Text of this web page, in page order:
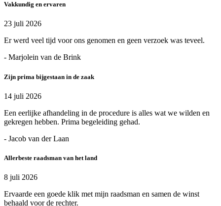
Vakkundig en ervaren
23 juli 2026
Er werd veel tijd voor ons genomen en geen verzoek was teveel.
- Marjolein van de Brink
Zijn prima bijgestaan in de zaak
14 juli 2026
Een eerlijke afhandeling in de procedure is alles wat we wilden en
gekregen hebben. Prima begeleiding gehad.
- Jacob van der Laan
Allerbeste raadsman van het land
8 juli 2026
Ervaarde een goede klik met mijn raadsman en samen de winst
behaald voor de rechter.